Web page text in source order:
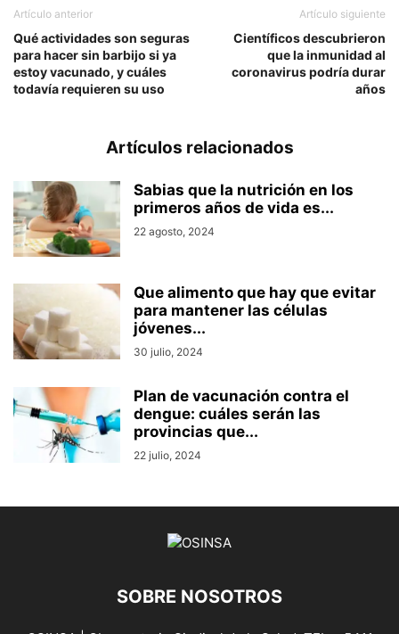
Artículo anterior
Qué actividades son seguras
para hacer sin barbijo si ya
estoy vacunado, y cuáles
todavía requieren su uso
Artículo siguiente
Científicos descubrieron
que la inmunidad al
coronavirus podría durar
años
Artículos relacionados
Sabias que la nutrición en los
primeros años de vida es...
22 agosto, 2024
Que alimento que hay que evitar
para mantener las células
jóvenes...
30 julio, 2024
Plan de vacunación contra el
dengue: cuáles serán las
provincias que...
22 julio, 2024
SOBRE NOSOTROS